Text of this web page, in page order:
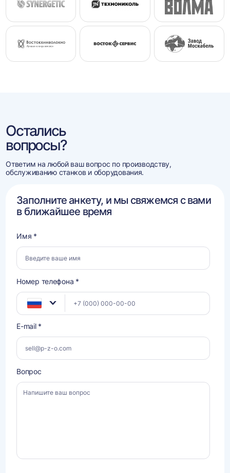
Остались
вопросы?
Ответим на любой ваш вопрос по производству,
обслуживанию станков и оборудования.
Заполните анкету, и мы свяжемся с вами
в ближайшее время
Имя *
Номер телефона *
E-mail *
Вопрос